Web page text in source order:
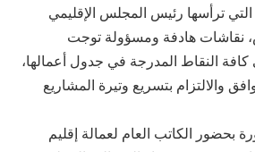
ترأسها رئيس المجلس الإقليمي
نقاشات هادفة ومسؤولة توجت
كافة النقاط المدرجة في جدول أعمالها،
والالتزام بتسريع وتيرة المشاريع
بحضور الكاتب العام لعمالة إقليم